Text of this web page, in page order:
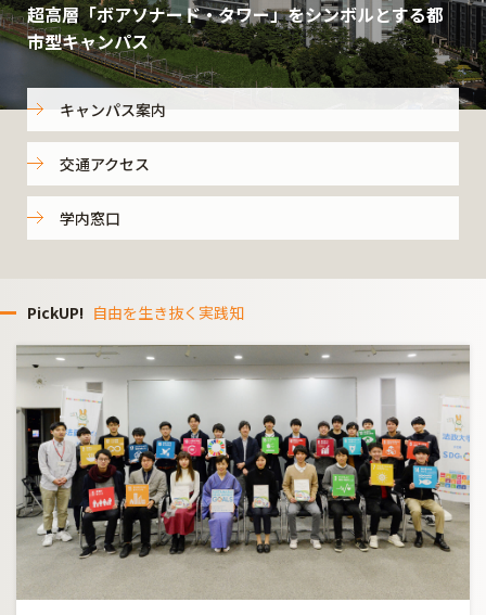
超高層「ボアソナード・タワー」をシンボルとする都
市型キャンパス
キャンパス案内
交通アクセス
学内窓口
PickUP! 自由を生き抜く実践知